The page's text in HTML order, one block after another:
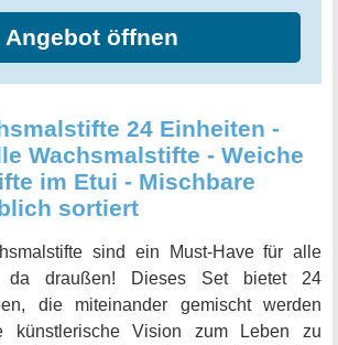
Angebot öffnen
24 Einheiten -
Wachsmalstifte - Weiche
im Etui - Mischbare
sortiert
sind ein Must-Have für alle
da draußen! Dieses Set bietet 24
die miteinander gemischt werden
künstlerische Vision zum Leben zu